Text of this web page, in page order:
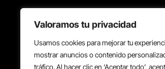
Valoramos tu privacidad
Usamos cookies para mejorar tu
mostrar anuncios o contenido
tráfico. Al hacer clic en ‘Aceptar todo’,
¡Las mejores ofertas!
Back to school